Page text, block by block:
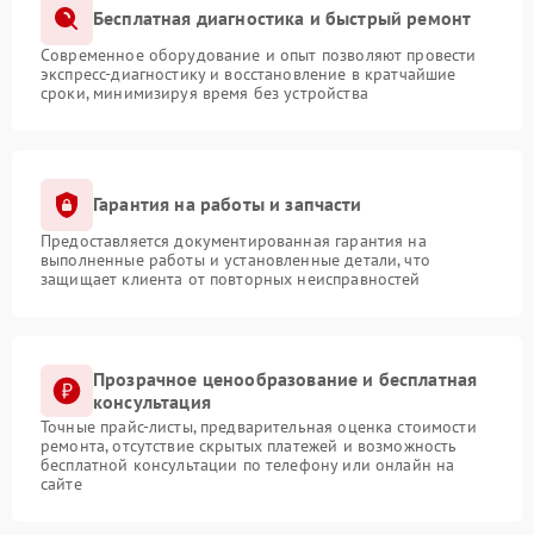
Бесплатная диагностика и быстрый ремонт
Современное оборудование и опыт позволяют провести
экспресс-диагностику и восстановление в кратчайшие
сроки, минимизируя время без устройства
Гарантия на работы и запчасти
Предоставляется документированная гарантия на
выполненные работы и установленные детали, что
защищает клиента от повторных неисправностей
Прозрачное ценообразование и бесплатная
консультация
Точные прайс-листы, предварительная оценка стоимости
ремонта, отсутствие скрытых платежей и возможность
бесплатной консультации по телефону или онлайн на
сайте